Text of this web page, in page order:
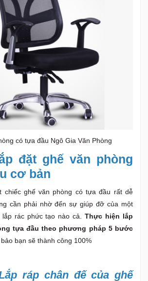
có tựa đầu Ngô Gia Văn Phòng
đặt ghế văn phòng
cơ bản
chiếc ghế văn phòng có tựa đầu rất dễ
cần phải nhờ đến sự giúp đỡ của một
lắp rác phức tạo nào cả.Thực hiện lắp
tựa đầu theo phương pháp 5 bước
bạn sẽ thành công 100%
ráp chân đế của ghế